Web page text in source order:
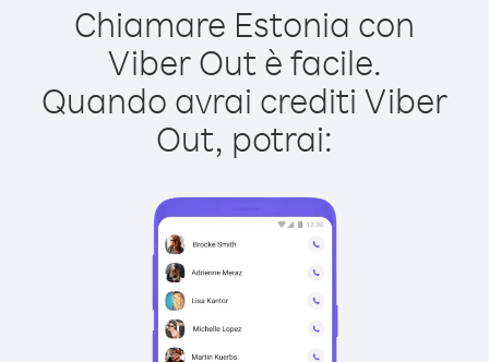
Chiamare Estonia con
Viber Out è facile.
Quando avrai crediti Viber
Out, potrai: